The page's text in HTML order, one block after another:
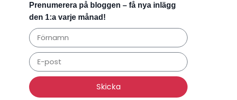
Prenumerera på bloggen – få nya inlägg
den 1:a varje månad!
Skicka